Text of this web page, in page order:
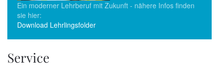
Ein moderner Lehrberuf mit Zukunft - nähere Infos finden
sie hier:
Download Lehrlingsfolder
Service